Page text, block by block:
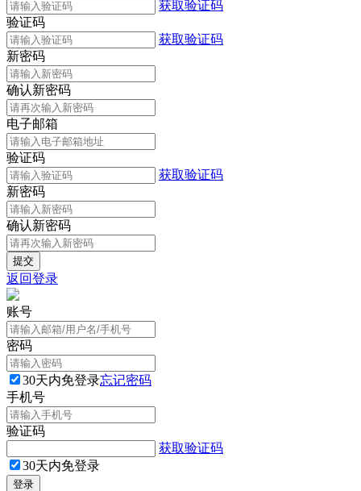
获取验证码
验证码
获取验证码
新密码
确认新密码
电子邮箱
验证码
获取验证码
新密码
确认新密码
返回登录
账号
密码
30天内免登录忘记密码
手机号
验证码
获取验证码
30天内免登录